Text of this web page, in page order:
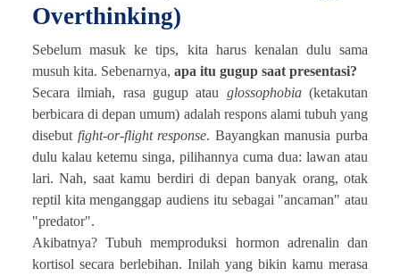
Overthinking)
Sebelum masuk ke tips, kita harus kenalan dulu sama
musuh kita. Sebenarnya, apa itu gugup saat presentasi?
Secara ilmiah, rasa gugup atau glossophobia(ketakutan
berbicara di depan umum) adalah respons alami tubuh yang
disebut fight-or-flight response. Bayangkan manusia purba
dulu kalau ketemu singa, pilihannya cuma dua: lawan atau
lari. Nah, saat kamu berdiri di depan banyak orang, otak
reptil kita menganggap audiens itu sebagai "ancaman" atau
"predator".
Akibatnya? Tubuh memproduksi hormon adrenalin dan
kortisol secara berlebihan. Inilah yang bikin kamu merasa